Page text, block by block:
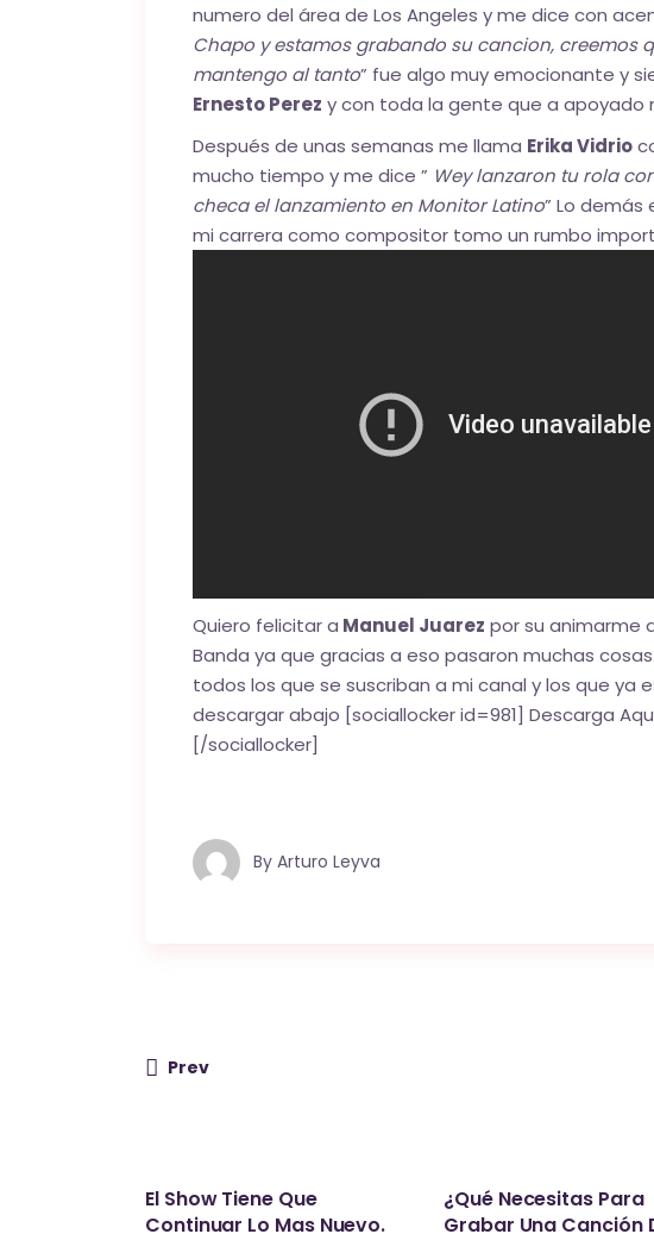
numero del área de Los Angeles y me dice con
Chapo y estamos grabando su cancion, creemos
mantengo al tanto” fue algo muy emocionante y
Ernesto Perez y con toda la gente que a apoyado
Después de unas semanas me llama Erika Vidrio
mucho tiempo y me dice ” Wey lanzaron tu rola
checa el lanzamiento en Monitor Latino” Lo
mi carrera como compositor tomo un rumbo
Quiero felicitar a Manuel Juarez por su animarme
Banda ya que gracias a eso pasaron muchas
todos los que se suscriban a mi canal y los que ya
descargar abajo [sociallocker id=981] Descarga
[/sociallocker]
By Arturo Leyva
Prev
El Show Tiene Que
Continuar Lo Mas Nuevo.
¿Qué Necesitas Para
Grabar Una Canción